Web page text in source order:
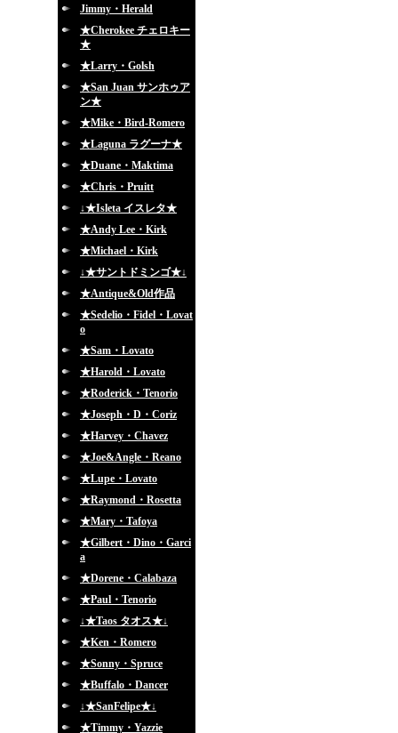
Jimmy・Herald
★Cherokee チェロキー
★
★Larry・Golsh
★San Juan サンホゥア
ン★
★Mike・Bird-Romero
★Laguna ラグーナ★
★Duane・Maktima
★Chris・Pruitt
↓★Isleta イスレタ★
★Andy Lee・Kirk
★Michael・Kirk
↓★サントドミンゴ★↓
★Antique&Old作品
★Sedelio・Fidel・Lovat
o
★Sam・Lovato
★Harold・Lovato
★Roderick・Tenorio
★Joseph・D・Coriz
★Harvey・Chavez
★Joe&Angle・Reano
★Lupe・Lovato
★Raymond・Rosetta
★Mary・Tafoya
★Gilbert・Dino・Garci
a
★Dorene・Calabaza
★Paul・Tenorio
↓★Taos タオス★↓
★Ken・Romero
★Sonny・Spruce
★Buffalo・Dancer
↓★SanFelipe★↓
★Timmy・Yazzie